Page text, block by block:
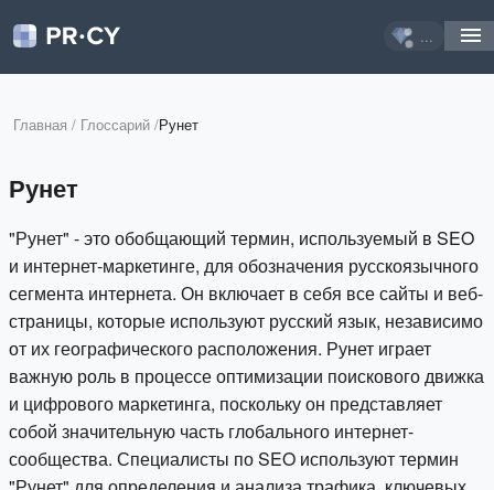
...
Главная / Глоссарий /Рунет
Рунет
"Рунет" - это обобщающий термин, используемый в SEO
и интернет-маркетинге, для обозначения русскоязычного
сегмента интернета. Он включает в себя все сайты и веб-
страницы, которые используют русский язык, независимо
от их географического расположения. Рунет играет
важную роль в процессе оптимизации поискового движка
и цифрового маркетинга, поскольку он представляет
собой значительную часть глобального интернет-
сообщества. Специалисты по SEO используют термин